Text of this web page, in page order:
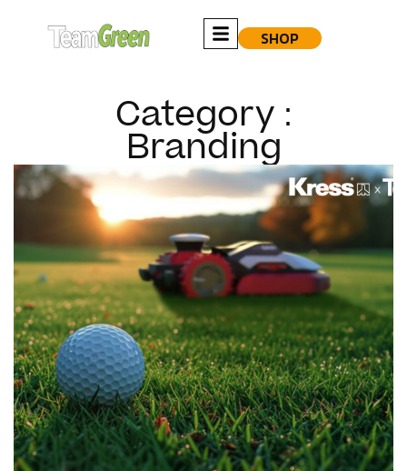
SHOP
Category :
Branding